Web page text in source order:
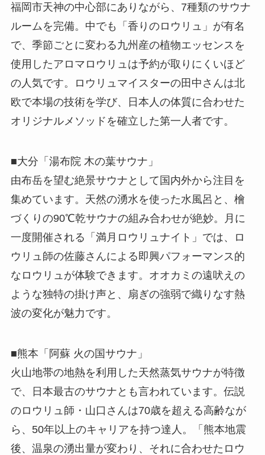
福岡市天神の中心部にありながら、7種類のサウナ
ルームを完備。中でも「香りのロウリュ」が有名
で、季節ごとに変わる九州産の植物エッセンスを
使用したアロマロウリュは予約が取りにくいほど
の人気です。ロウリュマイスターの田中さんは北
欧で本場の技術を学び、日本人の体質に合わせた
オリジナルメソッドを確立した第一人者です。
■大分「湯布院 木の葉サウナ」
由布岳を望む絶景サウナとして国内外から注目を
集めています。天然の湧水を使った水風呂と、檜
づくりの90℃乾サウナの組み合わせが絶妙。月に
一度開催される「満月ロウリュナイト」では、ロ
ウリュ師の佐藤さんによる即興パフォーマンス的
なロウリュが体験できます。オオカミの遠吠えの
ような独特の掛け声と、扇ぎの強弱で織りなす熱
波の変化が魅力です。
■熊本「阿蘇 火の国サウナ」
火山地帯の地熱を利用した天然蒸気サウナが特徴
で、日本最古のサウナとも言われています。伝説
のロウリュ師・山口さんは70歳を超える高齢なが
ら、50年以上のキャリアを持つ達人。「熊本地震
後、温泉の湧出量が変わり、それに合わせたロウ